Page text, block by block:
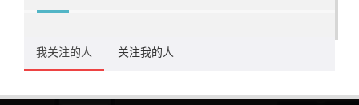
我关注的人 关注我的人